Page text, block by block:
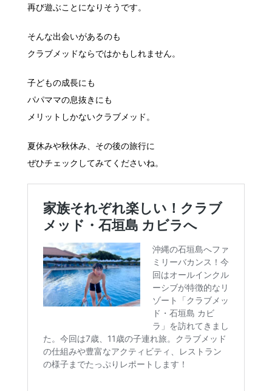
再び遊ぶことになりそうです。
そんな出会いがあるのも
クラブメッドならではかもしれません。
子どもの成長にも
パパママの息抜きにも
メリットしかないクラブメッド。
夏休みや秋休み、その後の旅行に
ぜひチェックしてみてくださいね。